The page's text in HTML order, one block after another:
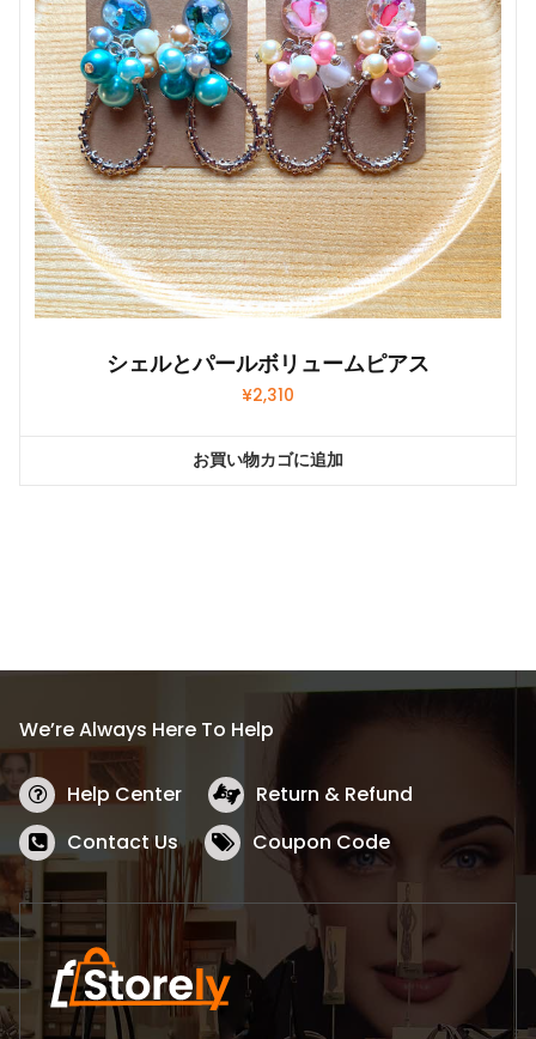
シェルとパールボリュームピアス
¥2,310
お買い物カゴに追加
We’re Always Here To Help
Help Center
Return & Refund
Contact Us
Coupon Code